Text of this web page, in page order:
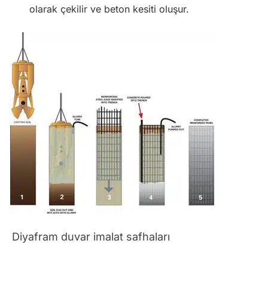
olarak çekilir ve beton kesiti oluşur.
Diyafram duvar imalat safhaları